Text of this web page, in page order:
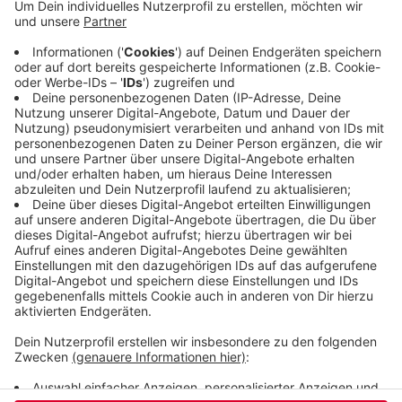
Quarantäne-Fälle ist weiter gestiegen, auf knapp
460. Es gibt einen weiteren Todesfall (insgesamt
83). Insgesamt sind die Neu-Infektionen aber
weiter niedrig, der wöchentliche Wert liegt hier bei
knapp fünf neuen Fällen pro 100.000 Einwohner.
Das müsste sich verzehnfachen, damit die
Maßnahmen wieder verschärft werden müssen.
Veröffentlicht:Donnerstag, 28.05.2020 09:14
Anzeige
Anzeige